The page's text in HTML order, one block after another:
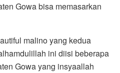
Gowa bisa memasarkan
malino yang kedua
ini diisi beberapa
Gowa yang insyaallah